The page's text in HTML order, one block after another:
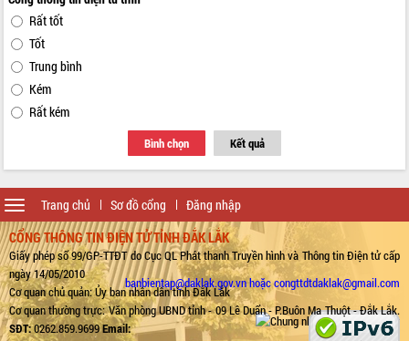
Rất tốt
Tốt
Trung bình
Kém
Rất kém
Bình chọn Kết quả
Trang chủ Sơ đồ cổng Đăng nhập
Toggle
navigation
CỔNG THÔNG TIN ĐIỆN TỬ TỈNH ĐẮK LẮK
Giấy phép số 99/GP-TTĐT do Cục QL Phát thanh Truyền hình và Thông tin Điện tử cấp
ngày 14/05/2010
Cơ quan chủ quản: Ủy ban nhân dân tỉnh Đắk Lắk
Cơ quan thường trực: Văn phòng UBND tỉnh - 09 Lê Duẩn - P.Buôn Ma Thuột - Đắk Lắk.
SĐT:0262.859.9699Email:
banbientap@daklak.gov.vn hoặc congttdtdaklak@gmail.com